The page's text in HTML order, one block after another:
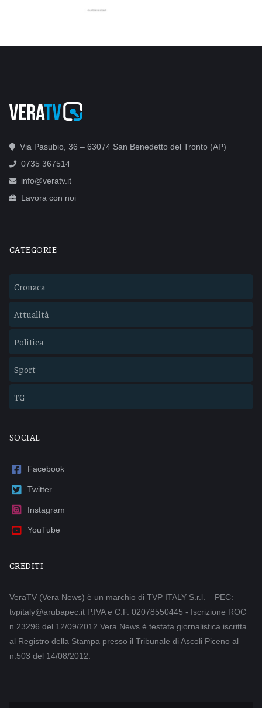
Via Pasubio, 36 – 63074 San Benedetto del Tronto (AP)
0735 367514
info@veratv.it
Lavora con noi
CATEGORIE
Cronaca
Attualità
Politica
Sport
TG
SOCIAL
Facebook
Twitter
Instagram
YouTube
CREDITI
VeraTV (Vera News) è un marchio di TVP ITALY S.r.l. – PEC:
tvpitaly@arubapec.it P.IVA e C.F. 02078550445 - Iscrizione ROC
n.23296 del 12/09/2012 Vera News è testata giornalistica iscritta
al Registro della Stampa presso il Tribunale di Ascoli Piceno al
n.503 del 14/08/2012.